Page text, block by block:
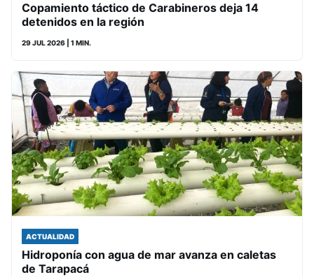
Copamiento táctico de Carabineros deja 14
detenidos en la región
29 JUL 2026 | 1 MIN.
ACTUALIDAD
Hidroponía con agua de mar avanza en caletas
de Tarapacá